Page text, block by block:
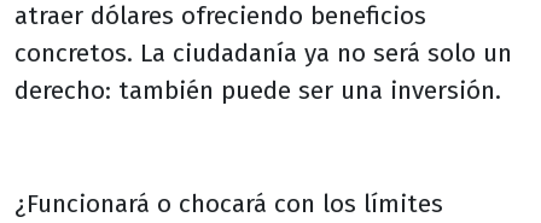
atraer dólares ofreciendo beneficios
concretos. La ciudadanía ya no será solo un
derecho: también puede ser una inversión.
¿Funcionará o chocará con los límites